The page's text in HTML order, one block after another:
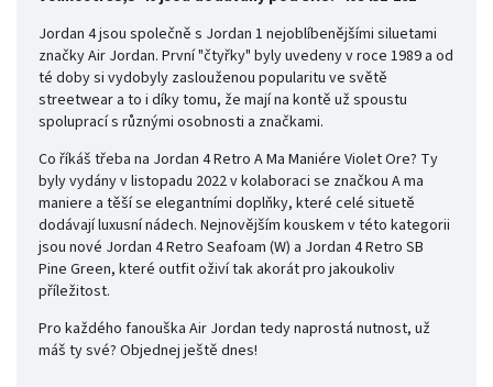
Jordan 4 jsou společně s Jordan 1 nejoblíbenějšími siluetami
značky Air Jordan. První "čtyřky" byly uvedeny v roce 1989 a od
té doby si vydobyly zaslouženou popularitu ve světě
streetwear a to i díky tomu, že mají na kontě už spoustu
spoluprací s různými osobnosti a značkami.
Co říkáš třeba na Jordan 4 Retro A Ma Maniére Violet Ore? Ty
byly vydány v listopadu 2022 v kolaboraci se značkou A ma
maniere a těší se elegantními doplňky, které celé situetě
dodávají luxusní nádech. Nejnovějším kouskem v této kategorii
jsou nové Jordan 4 Retro Seafoam (W) a Jordan 4 Retro SB
Pine Green, které outfit oživí tak akorát pro jakoukoliv
příležitost.
Pro každého fanouška Air Jordan tedy naprostá nutnost, už
máš ty své? Objednej ještě dnes!